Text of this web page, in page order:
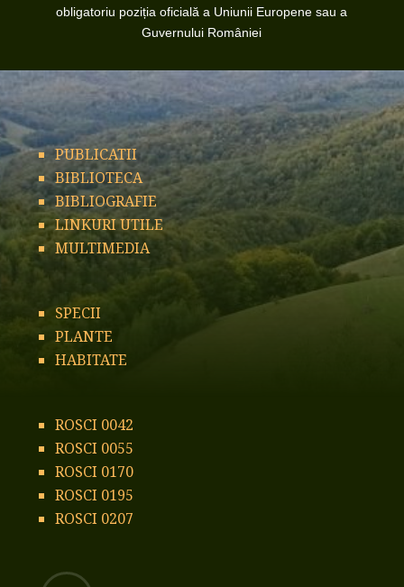
obligatoriu poziția oficială a Uniunii Europene sau a
Guvernului României
PUBLICATII
BIBLIOTECA
BIBLIOGRAFIE
LINKURI UTILE
MULTIMEDIA
SPECII
PLANTE
HABITATE
ROSCI 0042
ROSCI 0055
ROSCI 0170
ROSCI 0195
ROSCI 0207